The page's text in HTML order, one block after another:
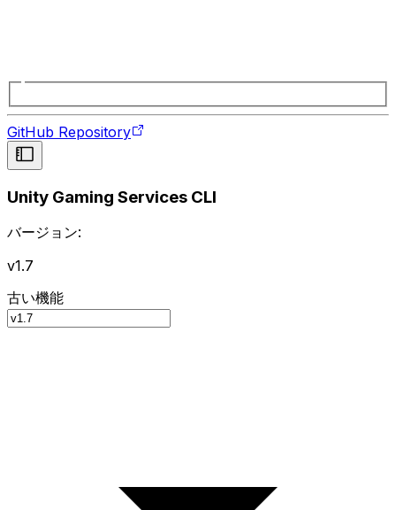
GitHub Repository
Unity Gaming Services CLI
バージョン:
v1.7
古い機能